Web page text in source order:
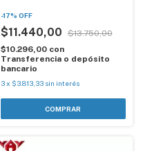
-17% OFF
$11.440,00
$13.750,00
$10.296,00 con
Transferencia o depósito
bancario
3 x $3.813,33 sin interés